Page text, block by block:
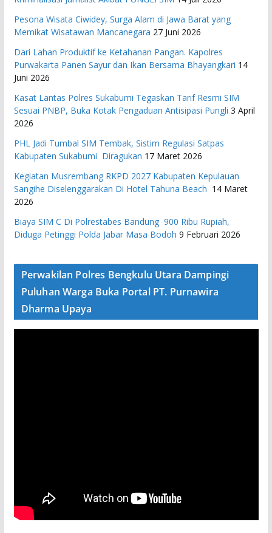
Pesona Wisata Ciwidey, Surga Alam di Jawa Barat yang
Memikat Wisatawan Mancanegara 27 Juni 2026
Dari Lahan Produktif ke Ketahanan Pangan. Kapolres
Purwakarta Panen Sayur dan Ikan Bersama Bhayangkari 14
Juni 2026
Kasat Lantas Polres Sukabumi Tegaskan Tarif Resmi SIM
Sesuai PNBP, Buka Kotak Pengaduan Antisipasi Pungli 3 April
2026
PHL Jadi Tumbal SIM Tembak, Sistim Regulasi Satpas
Kabupaten Sukabumi Diragukan 17 Maret 2026
Kegiatan Musrembang RKPD 2027 ​Kabupaten Kepulauan
Sangihe Diselenggarakan Di Hotel Tahuna Beach 14 Maret
2026
Biaya SIM C Di Polrestabes Bandung 900 Ribu Rupiah,
Diduga Petinggi Polda Jabar Masa Bodoh 9 Februari 2026
Perwakilan Polres Bengkulu Utara Dampingi
Puluhan Warga Buka Portal PT. Purnawira
Dharma Upaya